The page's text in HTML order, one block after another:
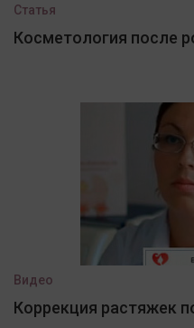
Статья
Косметология после
Видео
Коррекция растяжек